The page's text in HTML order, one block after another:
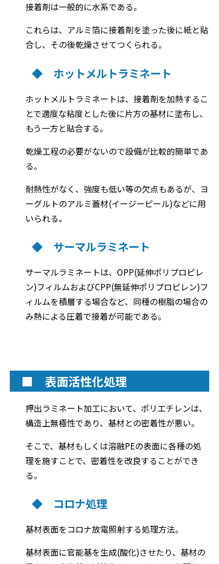
接着剤は一般的に水系である。
これらは、アルミ箔に接着剤を塗った後に紙と貼
合し、その後乾燥させてつくられる。
◆ ホットメルトラミネート
ホットメルトラミネートは、接着剤を加熱するこ
とで適度な粘度とした後に片方の基材に塗布し、
もう一方と貼合する。
乾燥工程の必要がないので設備が比較的簡単であ
る。
耐熱性がなく、強度も低い等の欠点もあるが、ヨ
ーグルトのアルミ蓋材(イージーピール)などに用
いられる。
◆ サーマルラミネート
サーマルラミネートは、OPP(延伸ポリプロピレ
ン)フィルムおよびCPP(無延伸ポリプロピレン)フ
ィルムを積層する場合など、同種の樹脂の場合の
み熱による圧着で接着が可能である。
■ 表面活性化処理
押出ラミネート加工において、ポリエチレンは、
構造上無極性であり、基材との密着性が悪い。
そこで、基材もしくは溶融PEの表面に各種の処
理を施すことで、密着性を改良することができ
る。
◆ コロナ処理
基材表面をコロナ放電照射する処理方法。
基材表面に官能基を生成(酸化)させたり、基材の